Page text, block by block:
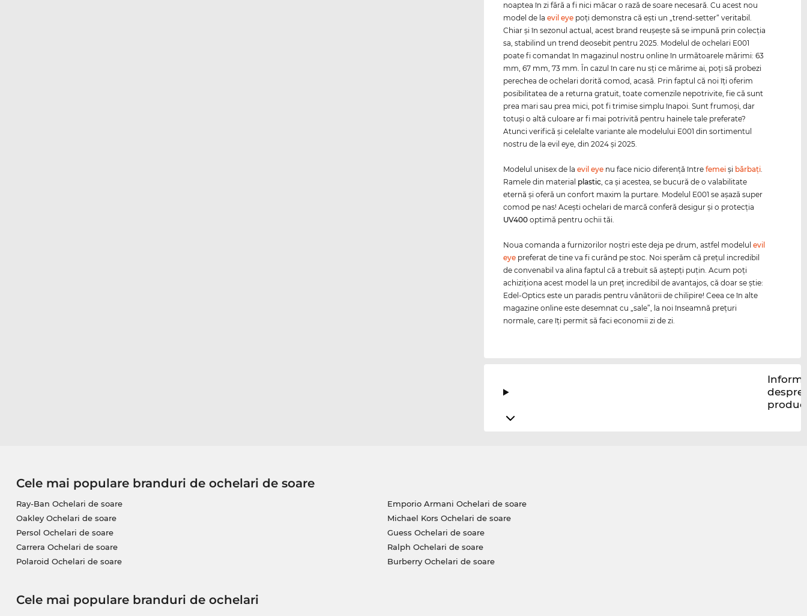
noaptea în zi fără a fi nici măcar o rază de soare necesară. Cu acest nou
model de laevil eye poţi demonstra că eşti un „trend-setter“ veritabil.
Chiar şi în sezonul actual, acest brand reuşeşte să se impună prin colecţia
sa, stabilind un trend deosebit pentru 2025. Modelul de ochelari E001
poate fi comandat în magazinul nostru online în următoarele mărimi: 63
mm, 67 mm, 73 mm. În cazul în care nu sţi ce mărime ai, poţi să probezi
perechea de ochelari dorită comod, acasă. Prin faptul că noi îţi oferim
posibilitatea de a returna gratuit, toate comenzile nepotrivite, fie că sunt
prea mari sau prea mici, pot fi trimise simplu înapoi. Sunt frumoşi, dar
totuşi o altă culoare ar fi mai potrivită pentru hainele tale preferate?
Atunci verifică şi celelalte variante ale modelului E001 din sortimentul
nostru de la evil eye, din 2024 şi 2025.
Modelul unisex de laevil eye nu face nicio diferenţă întrefemei şi bărbaţi.
Ramele din material plastic, ca şi acestea, se bucură de o valabilitate
eternă şi oferă un confort maxim la purtare. Modelul E001 se aşază super
comod pe nas! Aceşti ochelari de marcă conferă desigur şi o protecţia
UV400 optimă pentru ochii tăi.
Noua comanda a furnizorilor noştri este deja pe drum, astfel modelulevil
eye preferat de tine va fi curând pe stoc. Noi sperăm că preţul incredibil
de convenabil va alina faptul că a trebuit să aştepţi puţin. Acum poţi
achiziţiona acest model la un preţ incredibil de avantajos, că doar se ştie:
Edel-Optics este un paradis pentru vânătorii de chilipire! Ceea ce în alte
magazine online este desemnat cu „sale”, la noi înseamnă preţuri
normale, care îţi permit să faci economii zi de zi.
despre
Cele mai populare branduri de ochelari de soare
Ray-Ban Ochelari de soare
Oakley Ochelari de soare
Persol Ochelari de soare
Carrera Ochelari de soare
Polaroid Ochelari de soare
Emporio Armani Ochelari de soare
Michael Kors Ochelari de soare
Guess Ochelari de soare
Ralph Ochelari de soare
Burberry Ochelari de soare
Cele mai populare branduri de ochelari